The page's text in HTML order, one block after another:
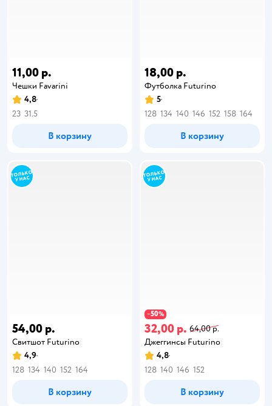
11,00 р.
Чешки Favarini
4,8
23 31.5
В корзину
18,00 р.
Футболка Futurino
5
128 134 140 146 152 158 164
В корзину
54,00 р.
Свитшот Futurino
4,9
128 134 140 152 164
В корзину
−50%
32,00 р. 64,00 р.
Джеггинсы Futurino
4,8
128 140 146 152
В корзину